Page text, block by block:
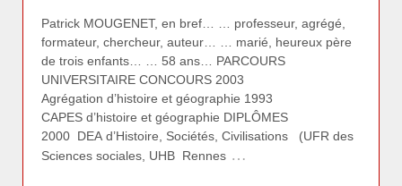
Patrick MOUGENET, en bref… … professeur, agrégé,
formateur, chercheur, auteur… … marié, heureux père
de trois enfants… … 58 ans… PARCOURS
UNIVERSITAIRE CONCOURS 2003
Agrégation d’histoire et géographie 1993
CAPES d’histoire et géographie DIPLÔMES
2000 DEA d’Histoire, Sociétés, Civilisations (UFR des
Sciences sociales, UHB Rennes …